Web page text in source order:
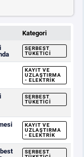
Kategori
SERBEST
TÜKETICI
KAYIT VE
UZLAŞTIRMA
- ELEKTRIK
SERBEST
TÜKETICI
KAYIT VE
UZLAŞTIRMA
- ELEKTRIK
SERBEST